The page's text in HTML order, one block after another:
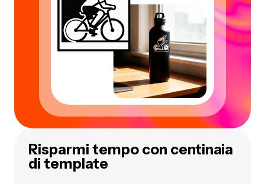
Risparmi tempo con centinaia
di template